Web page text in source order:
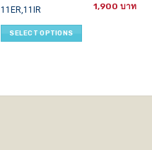
11ER,11IR 1,900
SELECT OPTIONS
This
product
has